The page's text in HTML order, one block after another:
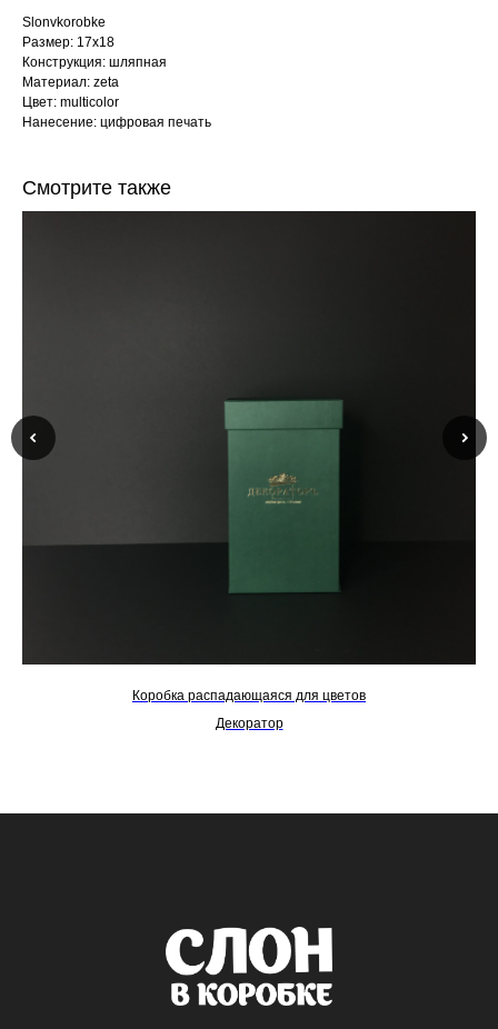
Slonvkorobke
Размер: 17х18
Конструкция: шляпная
Материал: zeta
Цвет: multicolor
Нанесение: цифровая печать
Смотрите также
Коробка распадающаяся для цветов
Декоратор